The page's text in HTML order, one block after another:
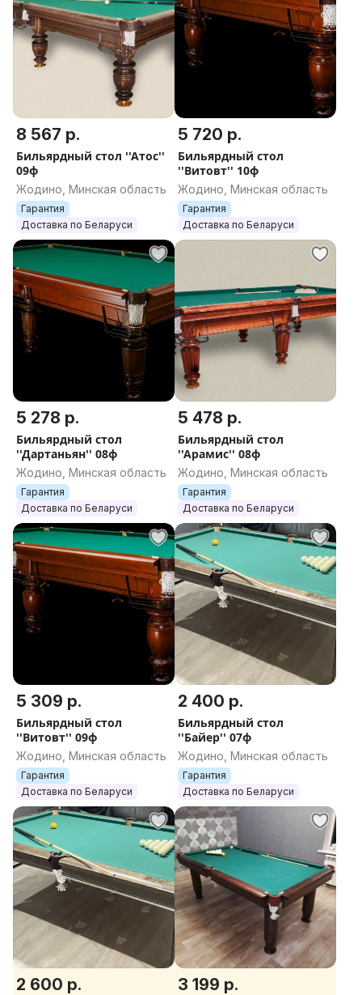
8 567 р.
Бильярдный стол ''Атос''
09ф
Жодино, Минская область
Гарантия
Доставка по Беларуси
5 720 р.
Бильярдный стол
''Витовт'' 10ф
Жодино, Минская область
Гарантия
Доставка по Беларуси
5 278 р.
Бильярдный стол
''Дартаньян'' 08ф
Жодино, Минская область
Гарантия
Доставка по Беларуси
5 478 р.
Бильярдный стол
''Арамис'' 08ф
Жодино, Минская область
Гарантия
Доставка по Беларуси
5 309 р.
Бильярдный стол
''Витовт'' 09ф
Жодино, Минская область
Гарантия
Доставка по Беларуси
2 400 р.
Бильярдный стол
''Байер'' 07ф
Жодино, Минская область
Гарантия
Доставка по Беларуси
2 600 р. 3 199 р.